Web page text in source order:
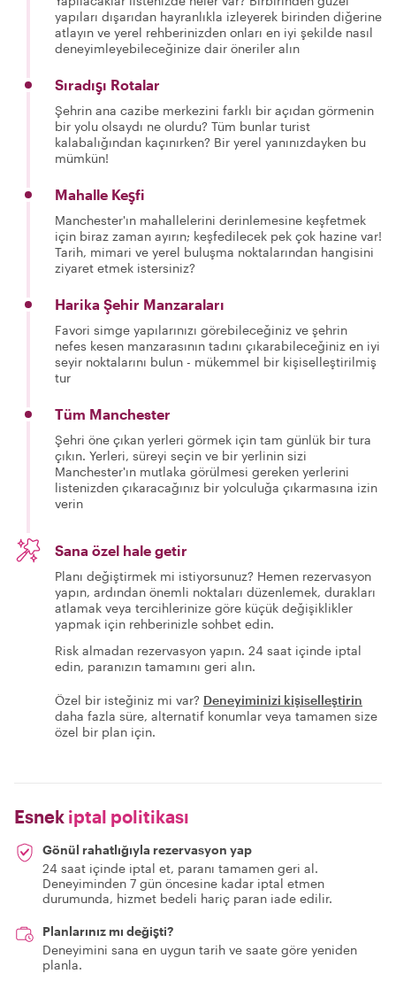
yapıları dışarıdan hayranlıkla izleyerek birinden diğerine
atlayın ve yerel rehberinizden onları en iyi şekilde nasıl
deneyimleyebileceğinize dair öneriler alın
Sıradışı Rotalar
Şehrin ana cazibe merkezini farklı bir açıdan görmenin
bir yolu olsaydı ne olurdu? Tüm bunlar turist
kalabalığından kaçınırken? Bir yerel yanınızdayken bu
mümkün!
Mahalle Keşfi
Manchester'ın mahallelerini derinlemesine keşfetmek
için biraz zaman ayırın; keşfedilecek pek çok hazine var!
Tarih, mimari ve yerel buluşma noktalarından hangisini
ziyaret etmek istersiniz?
Harika Şehir Manzaraları
Favori simge yapılarınızı görebileceğiniz ve şehrin
nefes kesen manzarasının tadını çıkarabileceğiniz en iyi
seyir noktalarını bulun - mükemmel bir kişiselleştirilmiş
tur
Tüm Manchester
Şehri öne çıkan yerleri görmek için tam günlük bir tura
çıkın. Yerleri, süreyi seçin ve bir yerlinin sizi
Manchester'ın mutlaka görülmesi gereken yerlerini
listenizden çıkaracağınız bir yolculuğa çıkarmasına izin
verin
Sana özel hale getir
Planı değiştirmek mi istiyorsunuz? Hemen rezervasyon
yapın, ardından önemli noktaları düzenlemek, durakları
atlamak veya tercihlerinize göre küçük değişiklikler
yapmak için rehberinizle sohbet edin.
Risk almadan rezervasyon yapın. 24 saat içinde iptal
edin, paranızın tamamını geri alın.
Özel bir isteğiniz mi var? Deneyiminizi kişiselleştirin
daha fazla süre, alternatif konumlar veya tamamen size
özel bir plan için.
Esnek iptal politikası
Gönül rahatlığıyla rezervasyon yap
24 saat içinde iptal et, paranı tamamen geri al.
Deneyiminden 7 gün öncesine kadar iptal etmen
durumunda, hizmet bedeli hariç paran iade edilir.
Planlarınız mı değişti?
Deneyimini sana en uygun tarih ve saate göre yeniden
planla.